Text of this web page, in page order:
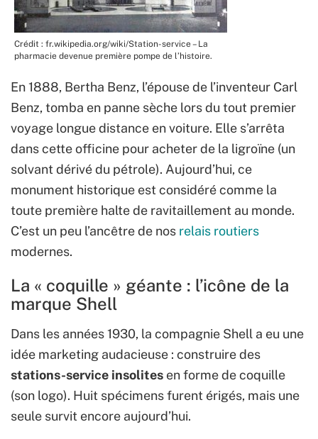
Crédit : fr.wikipedia.org/wiki/Station-service – La
pharmacie devenue première pompe de l’histoire.
En 1888, Bertha Benz, l’épouse de l’inventeur Carl
Benz, tomba en panne sèche lors du tout premier
voyage longue distance en voiture. Elle s’arrêta
dans cette officine pour acheter de la ligroïne (un
solvant dérivé du pétrole). Aujourd’hui, ce
monument historique est considéré comme la
toute première halte de ravitaillement au monde.
C’est un peu l’ancêtre de nos relais routiers
modernes.
La « coquille » géante : l’icône de la
marque Shell
Dans les années 1930, la compagnie Shell a eu une
idée marketing audacieuse : construire des
stations-service insolites en forme de coquille
(son logo). Huit spécimens furent érigés, mais une
seule survit encore aujourd’hui.